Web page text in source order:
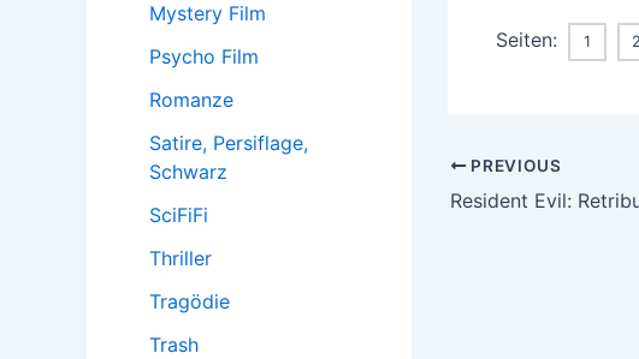
Mystery Film
Psycho Film
Romanze
Satire, Persiflage,
Schwarz
SciFiFi
Thriller
Tragödie
Trash
Seiten: 1 2
Post
navigation
PREVIOUS
Resident Evil: